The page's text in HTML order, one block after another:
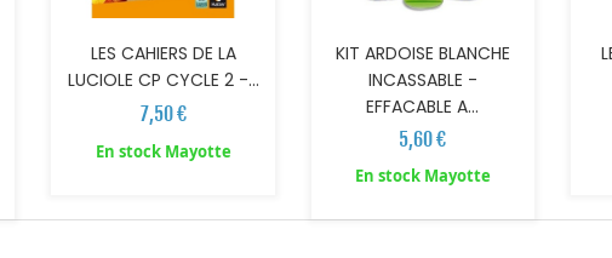
LES CAHIERS DE LA
LUCIOLE CP CYCLE 2 -...
7,50 €
En stock Mayotte
KIT ARDOISE BLANCHE
INCASSABLE -
EFFACABLE A...
5,60 €
En stock Mayotte